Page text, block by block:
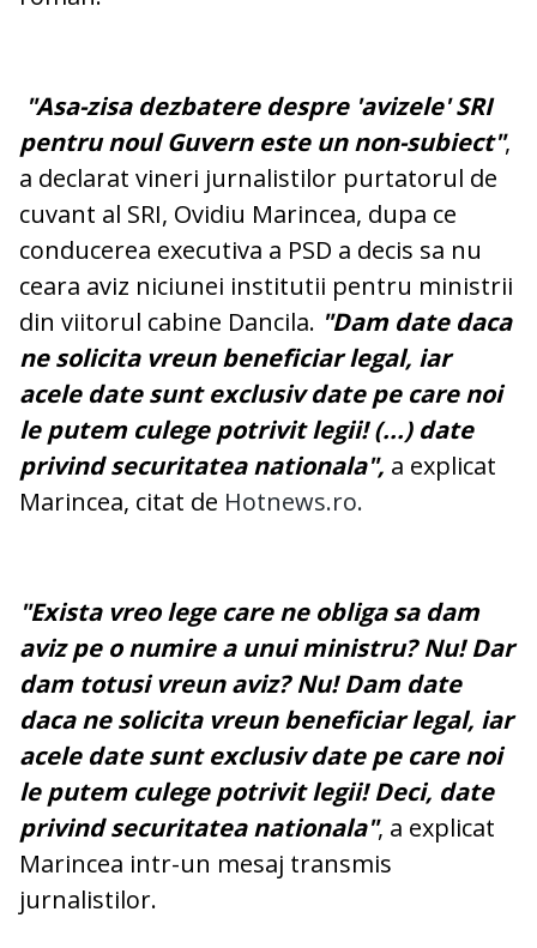
"Asa-zisa dezbatere despre 'avizele' SRI
pentru noul Guvern este un non-subiect",
a declarat vineri jurnalistilor purtatorul de
cuvant al SRI, Ovidiu Marincea, dupa ce
conducerea executiva a PSD a decis sa nu
ceara aviz niciunei institutii pentru ministrii
din viitorul cabine Dancila. "Dam date daca
ne solicita vreun beneficiar legal, iar
acele date sunt exclusiv date pe care noi
le putem culege potrivit legii! (...) date
privind securitatea nationala", a explicat
Marincea, citat de Hotnews.ro.
"Exista vreo lege care ne obliga sa dam
aviz pe o numire a unui ministru? Nu! Dar
dam totusi vreun aviz? Nu! Dam date
daca ne solicita vreun beneficiar legal, iar
acele date sunt exclusiv date pe care noi
le putem culege potrivit legii! Deci, date
privind securitatea nationala", a explicat
Marincea intr-un mesaj transmis
jurnalistilor.